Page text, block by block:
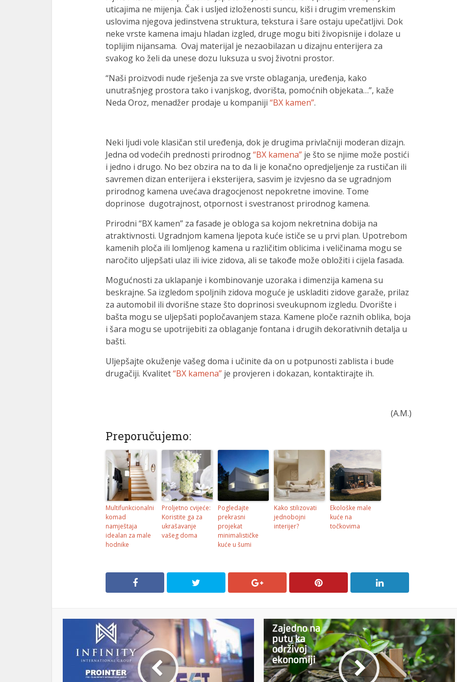
uticajima ne mijenja. Čak i usljed izloženosti suncu, kiši i drugim vremenskim
uslovima njegova jedinstvena struktura, tekstura i šare ostaju upečatljivi. Dok
neke vrste kamena imaju hladan izgled, druge mogu biti živopisnije i dolaze u
toplijim nijansama. Ovaj materijal je nezaobilazan u dizajnu enterijera za
svakog ko želi da unese dozu luksuza u svoj životni prostor.
“Naši proizvodi nude rješenja za sve vrste oblaganja, uređenja, kako
unutrašnjeg prostora tako i vanjskog, dvorišta, pomoćnih objekata…”, kaže
Neda Oroz, menadžer prodaje u kompaniji “BX kamen”.
Neki ljudi vole klasičan stil uređenja, dok je drugima privlačniji moderan dizajn.
Jedna od vodećih prednosti prirodnog“BX kamena” je što se njime može postići
i jedno i drugo. No bez obzira na to da li je konačno opredjeljenje za rustičan ili
savremen dizan enterijera i eksterijera, sasvim je izvjesno da se ugradnjom
prirodnog kamena uvećava dragocjenost nepokretne imovine. Tome
doprinose dugotrajnost, otpornost i svestranost prirodnog kamena.
Prirodni “BX kamen” za fasade je obloga sa kojom nekretnina dobija na
atraktivnosti. Ugradnjom kamena ljepota kuće ističe se u prvi plan. Upotrebom
kamenih ploča ili lomljenog kamena u različitim oblicima i veličinama mogu se
naročito uljepšati ulaz ili ivice zidova, ali se takođe može obložiti i cijela fasada.
Mogućnosti za uklapanje i kombinovanje uzoraka i dimenzija kamena su
beskrajne. Sa izgledom spoljnih zidova moguće je uskladiti zidove garaže, prilaz
za automobil ili dvorišne staze što doprinosi sveukupnom izgledu. Dvorište i
bašta mogu se uljepšati popločavanjem staza. Kamene ploče raznih oblika, boja
i šara mogu se upotrijebiti za oblaganje fontana i drugih dekorativnih detalja u
bašti.
Uljepšajte okuženje vašeg doma i učinite da on u potpunosti zablista i bude
drugačiji. Kvalitet“BX kamena” je provjeren i dokazan, kontaktirajte ih.
(A.M.)
Preporučujemo:
Multifunkcionalni
komad
namještaja
idealan za male
hodnike
Proljetno cvijeće:
Koristite ga za
ukrašavanje
vašeg doma
Pogledajte
prekrasni
projekat
minimalističke
kuće u šumi
Kako stilizovati
jednobojni
interijer?
Ekološke male
kuće na
točkovima